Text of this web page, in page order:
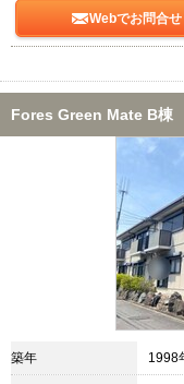
Webでお問合せ
Fores Green Mate B棟
築年 1998